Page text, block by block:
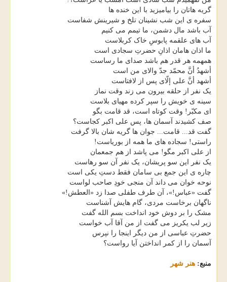
گریه هاتان را بیامیزید با این خنده ها
سفره ی این شب نشینان تلخ و شیرینش شفاست
آب باشد مال دشمن، ما تیمم می کنیم
آب های علقمه پابوسِ خاک کربلاست
ما اذان هامان اذانِ حضرتِ سجادی است
همهمه هر قدر هم باشد صدای ما رساست
أشهدُ أنَّ محمّد جدّ والای من است
أشهد أنَّ علی إلّای پس از لافتاست
یک نفر از حلقه بیرون می زند وقت نماز
سینه ی خویش را سپر کرده مهیای بلاست
ای مکبّر! وقت کوتاه است، قد قامت بگو
صف کشیدند آسمان ها، پس علی اکبر کجاست؟
گفت قد... قامت... جوان ها گریه شان بالا گرفت
راستی! سجاده های ما همه از بوریاست!
از علی اکبر مگو! می پاشد از هم جمعمان
یک نفر این سو پریشان، یک نفر آن سو رهاست
چاره ی این جمع بی سامان فقط دستِ یکی است
نوحه خوان می داند آن منجی خودِ صاحب لواست
گفت «عباس!»، آن طرف طفلی صدا زد «العطش!»
ناگهان برخاست مردی، گام هایش آشناست
مشک را بر دوش خود انداخت بسم الله گفت
زیر لب یکریز می گفت از من آقا آب خواست
حضرتِ عباسی از من دیگر اینجا را نپرس
آسمان را از کمر انداختن آیا رواست؟
منبع: هنر شهر